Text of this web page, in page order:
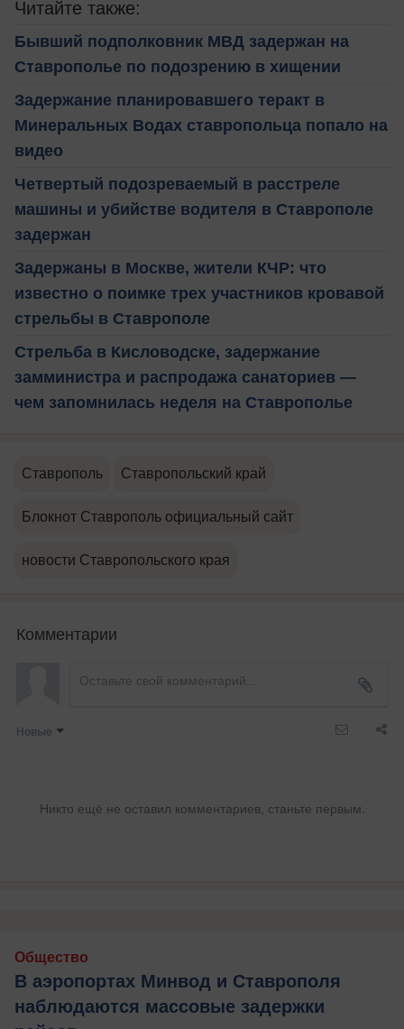
Читайте также:
Бывший подполковник МВД задержан на
Ставрополье по подозрению в хищении
Задержание планировавшего теракт в
Минеральных Водах ставропольца попало на
видео
Четвертый подозреваемый в расстреле
машины и убийстве водителя в Ставрополе
задержан
Задержаны в Москве, жители КЧР: что
известно о поимке трех участников кровавой
стрельбы в Ставрополе
Стрельба в Кисловодске, задержание
замминистра и распродажа санаториев —
чем запомнилась неделя на Ставрополье
Ставрополь Ставропольский край
Блокнот Ставрополь официальный сайт
новости Ставропольского края
Комментарии
Новые
Никто ещё не оставил комментариев, станьте первым.
Общество
В аэропортах Минвод и Ставрополя
наблюдаются массовые задержки